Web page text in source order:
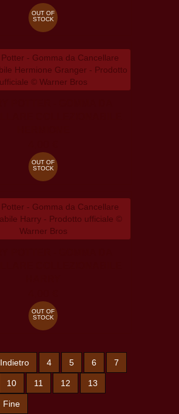
OUT OF
STOCK
OUT OF
STOCK
OUT OF
STOCK
Indietro 4 5 6 7
10 11 12 13
Fine